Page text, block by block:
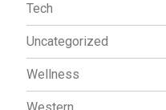
Tech
Uncategorized
Wellness